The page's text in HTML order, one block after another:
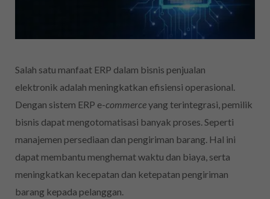
Salah satu manfaat ERP dalam bisnis penjualan
elektronik adalah meningkatkan efisiensi operasional.
Dengan sistem ERP e-commerceyang terintegrasi, pemilik
bisnis dapat mengotomatisasi banyak proses. Seperti
manajemen persediaan dan pengiriman barang. Hal ini
dapat membantu menghemat waktu dan biaya, serta
meningkatkan kecepatan dan ketepatan pengiriman
barang kepada pelanggan.